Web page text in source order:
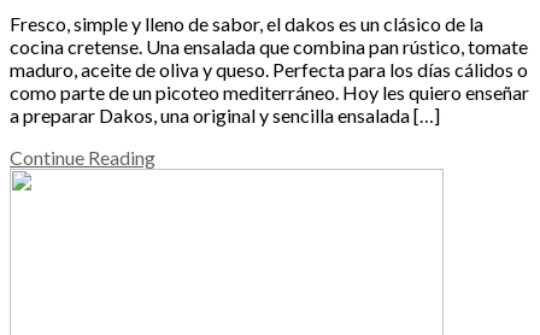
Fresco, simple y lleno de sabor, el dakos es un clásico de la
cocina cretense. Una ensalada que combina pan rústico, tomate
maduro, aceite de oliva y queso. Perfecta para los días cálidos o
como parte de un picoteo mediterráneo. Hoy les quiero enseñar
a preparar Dakos, una original y sencilla ensalada […]
Continue Reading